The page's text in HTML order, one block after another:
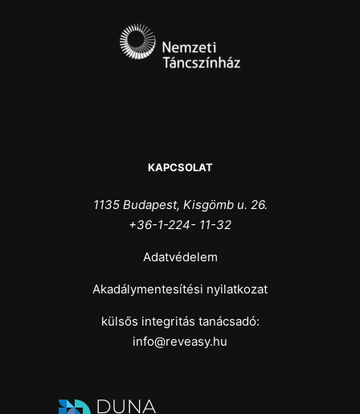
KAPCSOLAT
1135 Budapest, Kisgömb u. 26.
+36-1-224- 11-32
Adatvédelem
Akadálymentesítési nyilatkozat
külsős integritás tanácsadó:
info@reveasy.hu